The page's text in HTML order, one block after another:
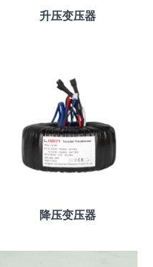
升压变压器
降压变压器